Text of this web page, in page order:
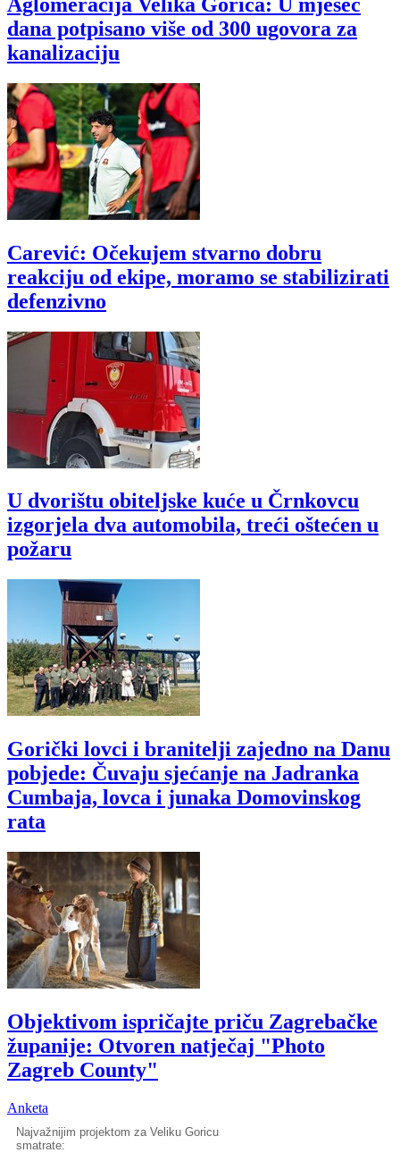
dana potpisano više od 300 ugovora za
kanalizaciju
Carević: Očekujem stvarno dobru
reakciju od ekipe, moramo se stabilizirati
defenzivno
U dvorištu obiteljske kuće u Črnkovcu
izgorjela dva automobila, treći oštećen u
požaru
Gorički lovci i branitelji zajedno na Danu
pobjede: Čuvaju sjećanje na Jadranka
Cumbaja, lovca i junaka Domovinskog
rata
Objektivom ispričajte priču Zagrebačke
županije: Otvoren natječaj "Photo
Zagreb County"
Anketa
Najvažnijim projektom za Veliku Goricu
smatrate: